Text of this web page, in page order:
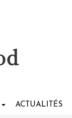
ACTUALITÉS